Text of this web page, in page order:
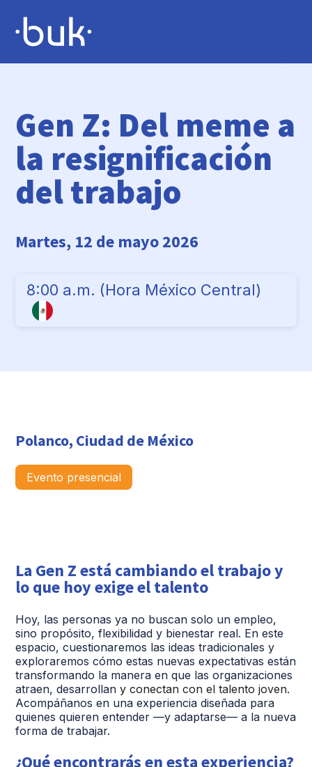
Gen Z: Del meme a
la resignificación
del trabajo
Martes, 12 de mayo 2026
8:00 a.m. (Hora México Central)
Polanco, Ciudad de México
Evento presencial
La Gen Z está cambiando el trabajo y
lo que hoy exige el talento
Hoy, las personas ya no buscan solo un empleo,
sino propósito, flexibilidad y bienestar real. En este
espacio, cuestionaremos las ideas tradicionales y
exploraremos cómo estas nuevas expectativas están
transformando la manera en que las organizaciones
atraen, desarrollany conectancon el talento joven.
Acompáñanos en una experiencia diseñada para
quienes quieren entender —y adaptarse— a la nueva
forma de trabajar.
¿Qué encontrarás en esta experiencia?